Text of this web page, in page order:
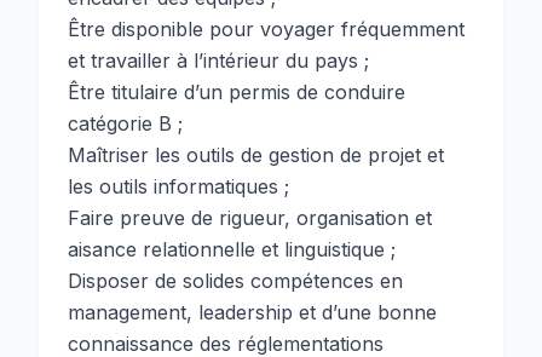
Être disponible pour voyager fréquemment
et travailler à l’intérieur du pays ;
Être titulaire d’un permis de conduire
catégorie B ;
Maîtriser les outils de gestion de projet et
les outils informatiques ;
Faire preuve de rigueur, organisation et
aisance relationnelle et linguistique ;
Disposer de solides compétences en
management, leadership et d’une bonne
connaissance des réglementations